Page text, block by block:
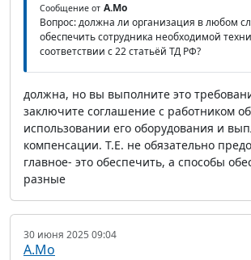
Сообщение от А.Мо
Вопрос: должна ли организация в любом
обеспечить сотрудника необходимой
соответствии с 22 статьёй ТД РФ?
должна, но вы выполните это
заключите соглашение с работником об
использовании его оборудования и
компенсации. Т.Е. не обязательно
главное- это обеспечить, а способы
разные
30 июня 2025 09:04
А.Мо